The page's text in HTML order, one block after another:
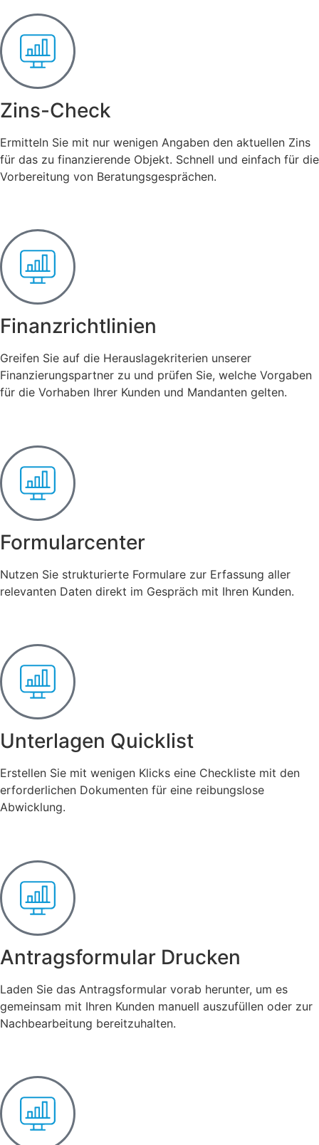
Zins-Check
Ermitteln Sie mit nur wenigen Angaben den aktuellen Zins
für das zu finanzierende Objekt. Schnell und einfach für die
Vorbereitung von Beratungsgesprächen.
Finanzrichtlinien
Greifen Sie auf die Herauslagekriterien unserer
Finanzierungspartner zu und prüfen Sie, welche Vorgaben
für die Vorhaben Ihrer Kunden und Mandanten gelten.
Formularcenter
Nutzen Sie strukturierte Formulare zur Erfassung aller
relevanten Daten direkt im Gespräch mit Ihren Kunden.
Unterlagen Quicklist
Erstellen Sie mit wenigen Klicks eine Checkliste mit den
erforderlichen Dokumenten für eine reibungslose
Abwicklung.
Antragsformular Drucken
Laden Sie das Antragsformular vorab herunter, um es
gemeinsam mit Ihren Kunden manuell auszufüllen oder zur
Nachbearbeitung bereitzuhalten.